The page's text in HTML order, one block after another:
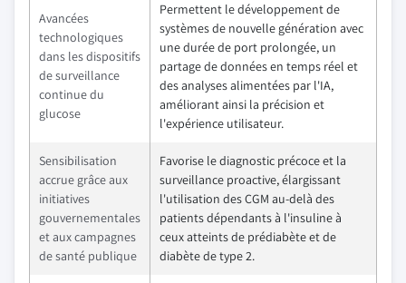
Avancées
technologiques
dans les dispositifs
de surveillance
continue du
glucose
Permettent le développement de
systèmes de nouvelle génération avec
une durée de port prolongée, un
partage de données en temps réel et
des analyses alimentées par l'IA,
améliorant ainsi la précision et
l'expérience utilisateur.
Sensibilisation
accrue grâce aux
initiatives
gouvernementales
et aux campagnes
de santé publique
Favorise le diagnostic précoce et la
surveillance proactive, élargissant
l'utilisation des CGM au-delà des
patients dépendants à l'insuline à
ceux atteints de prédiabète et de
diabète de type 2.